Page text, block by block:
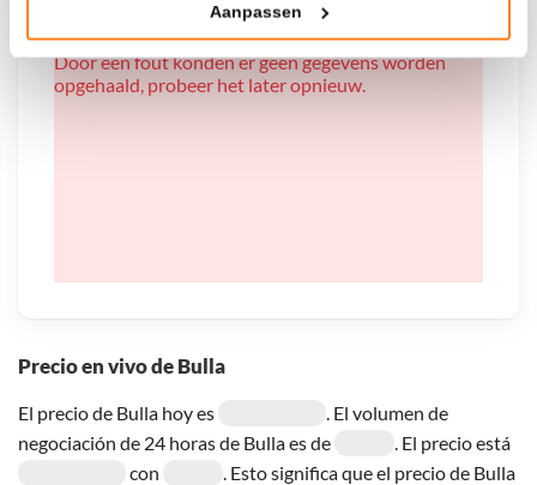
Klik hieronder om ons toestemming te geven om deze
maak gedetailleerde keuzes, waaronder het maken van
bezwaar tegen bedrijven die persoonsgegevens verwerken
Aanpassen
Precio en vivo de Bulla
El precio de Bulla hoy es
. El volumen de
negociación de 24 horas de Bulla es de
. El precio está
con
. Esto significa que el precio de Bulla
Door een fout konden er geen gegevens worden
opgehaald, probeer het later opnieuw.